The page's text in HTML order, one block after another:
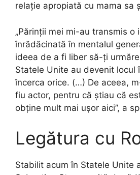
relație apropiată cu mama sa
„Părinții mei mi-au transmis o
înrădăcinată în mentalul
ideea de a fi liber să-ți
Statele Unite au devenit locul
încerca orice. (…) De aceea,
fiu actor, pentru că știau că
obține mult mai ușor aici”, a
Legătura cu
Stabilit acum în Statele Unite